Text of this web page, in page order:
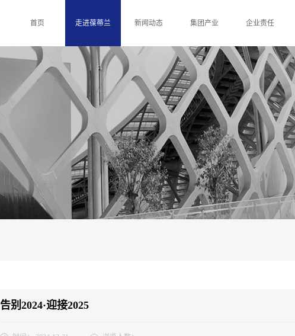
首页 走进葆蒂兰 新闻动态 集团产业 企业责任
告别2024·迎接2025